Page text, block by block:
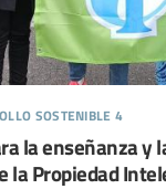
sostenible 4
la enseñanza y
la Propiedad